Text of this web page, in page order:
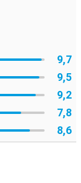
9,7
9,5
9,2
7,8
8,6